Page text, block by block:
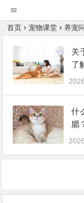
首页 宠物课堂 养宠
关
了
什
腮